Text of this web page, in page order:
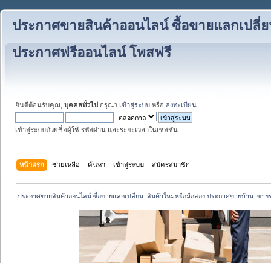
ประกาศขายสินค้าออนไลน์ ซื้อขายแลกเปลี่
ประกาศฟรีออนไลน์ โพสฟรี
ยินดีต้อนรับคุณ, บุคคลทั่วไป กรุณา เข้าสู่ระบบ หรือ ลงทะเบียน
เข้าสู่ระบบด้วยชื่อผู้ใช้ รหัสผ่าน และระยะเวลาในเซสชั่น
หน้าแรก ช่วยเหลือ ค้นหา เข้าสู่ระบบ สมัครสมาชิก
ประกาศขายสินค้าออนไลน์ ซื้อขายแลกเปลี่ยน  สินค้าใหม่หรือมือสอง ประกาศขายบ้าน  ขา